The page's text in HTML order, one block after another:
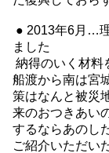
● 2013年6月…
ました
納得のいく材料
船渡から南は宮
策はなんと被災
来のおつきあい
するならあのし
ご紹介いただい